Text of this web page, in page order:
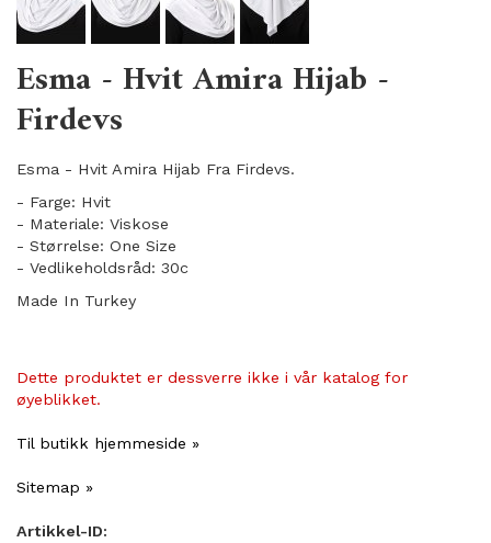
Esma - Hvit Amira Hijab -
Firdevs
Esma - Hvit Amira Hijab Fra Firdevs.
- Farge: Hvit
- Materiale: Viskose
- Størrelse: One Size
- Vedlikeholdsråd: 30c
Made In Turkey
Dette produktet er dessverre ikke i vår katalog for
øyeblikket.
Til butikk hjemmeside »
Sitemap »
Artikkel-ID: